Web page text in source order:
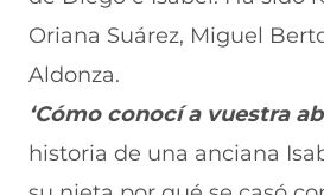
Oriana Suárez, Miguel
Aldonza.
‘Cómo conocí a vuestra
historia de una anciana